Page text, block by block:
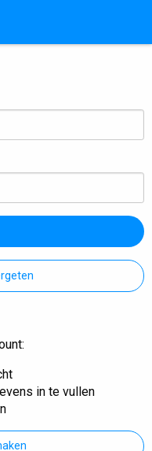
in te vullen